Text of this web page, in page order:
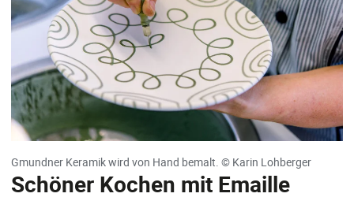
Gmundner Keramik wird von Hand bemalt. © Karin Lohberger
Schöner Kochen mit Emaille